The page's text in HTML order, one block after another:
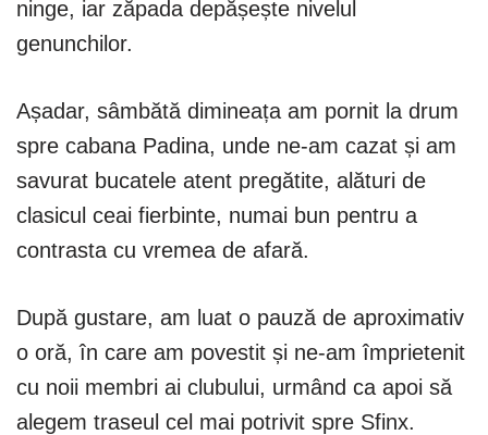
ninge, iar zăpada depășește nivelul
genunchilor.
Așadar, sâmbătă dimineața am pornit la drum
spre cabana Padina, unde ne-am cazat și am
savurat bucatele atent pregătite, alături de
clasicul ceai fierbinte, numai bun pentru a
contrasta cu vremea de afară.
După gustare, am luat o pauză de aproximativ
o oră, în care am povestit și ne-am împrietenit
cu noii membri ai clubului, urmând ca apoi să
alegem traseul cel mai potrivit spre Sfinx.